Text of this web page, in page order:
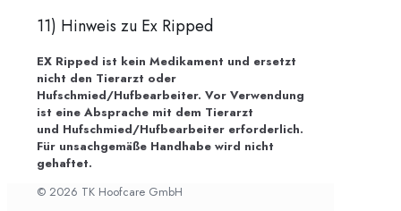
11) Hinweis zu Ex Ripped
EX Ripped ist kein Medikament und ersetzt
nicht den Tierarzt oder
Hufschmied/Hufbearbeiter. Vor Verwendung
ist eine Absprache mit dem Tierarzt
und Hufschmied/Hufbearbeiter erforderlich.
Für unsachgemäße Handhabe wird nicht
gehaftet.
© 2026 TK Hoofcare GmbH